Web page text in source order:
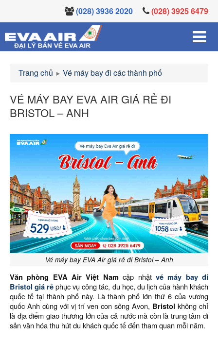
(028) 3936 2020 (028) 3925 6479
Trang chủ Vé máy bay đi các thành phố
VÉ MÁY BAY EVA AIR GIÁ RẺ ĐI
BRISTOL – ANH
Vé máy bay EVA Air giá rẻ đi Bristol – Anh
Văn phòng EVA Air Việt Nam cập nhật vé máy bay đi
Bristol giá rẻphục vụ công tác, du học, du lịch của hành khách
quốc tế tại thành phố này. Là thành phố lớn thứ 6 của vương
quốc Anh cùng với vị trí ven con sông Avon, Bristol không chỉ
là địa điểm giao thương lớn của cả nước mà còn là trung tâm di
sản văn hóa thu hút du khách quốc tế đến tham quan mỗi năm.